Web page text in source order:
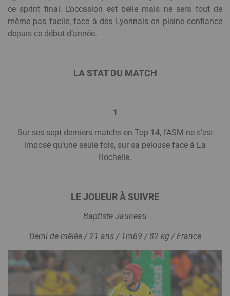
ce sprint final. L’occasion est belle mais ne sera tout de
même pas facile, face à des Lyonnais en pleine confiance
depuis ce début d’année.
LA STAT DU MATCH
1
Sur ses sept derniers matchs en Top 14, l’ASM ne s’est
imposé qu’une seule fois, sur sa pelouse face à La
Rochelle.
LE JOUEUR À SUIVRE
Baptiste Jauneau
Demi de mêlée / 21 ans / 1m69 / 82 kg / France